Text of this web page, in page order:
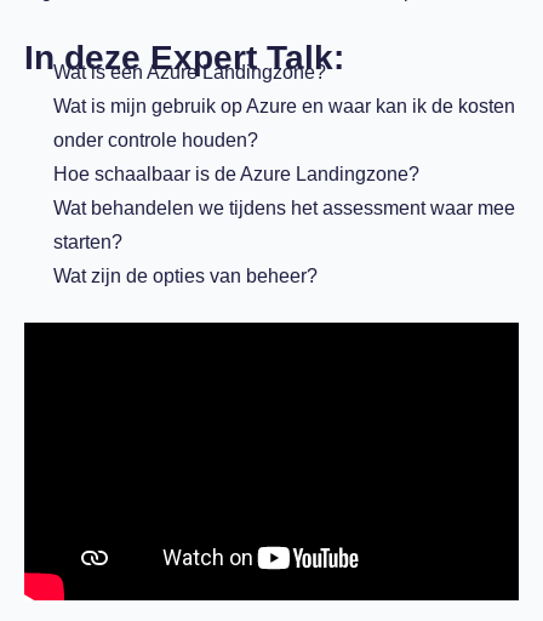
In deze Expert Talk:
Wat is een Azure Landingzone?
Wat is mijn gebruik op Azure en waar kan ik de kosten
onder controle houden?
Hoe schaalbaar is de Azure Landingzone?
Wat behandelen we tijdens het assessment waar mee
starten?
Wat zijn de opties van beheer?